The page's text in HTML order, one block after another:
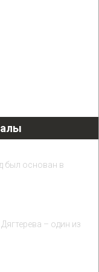
был основан в
– один из